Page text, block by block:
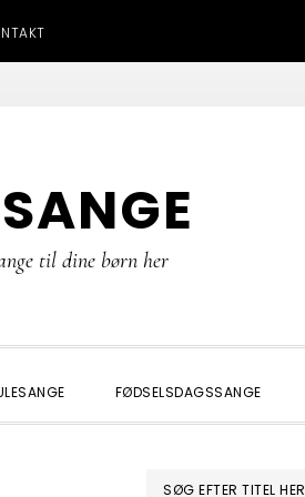
til dine børn her
FØDSELSDAGSSANGE
SØG EFTER TITEL HER